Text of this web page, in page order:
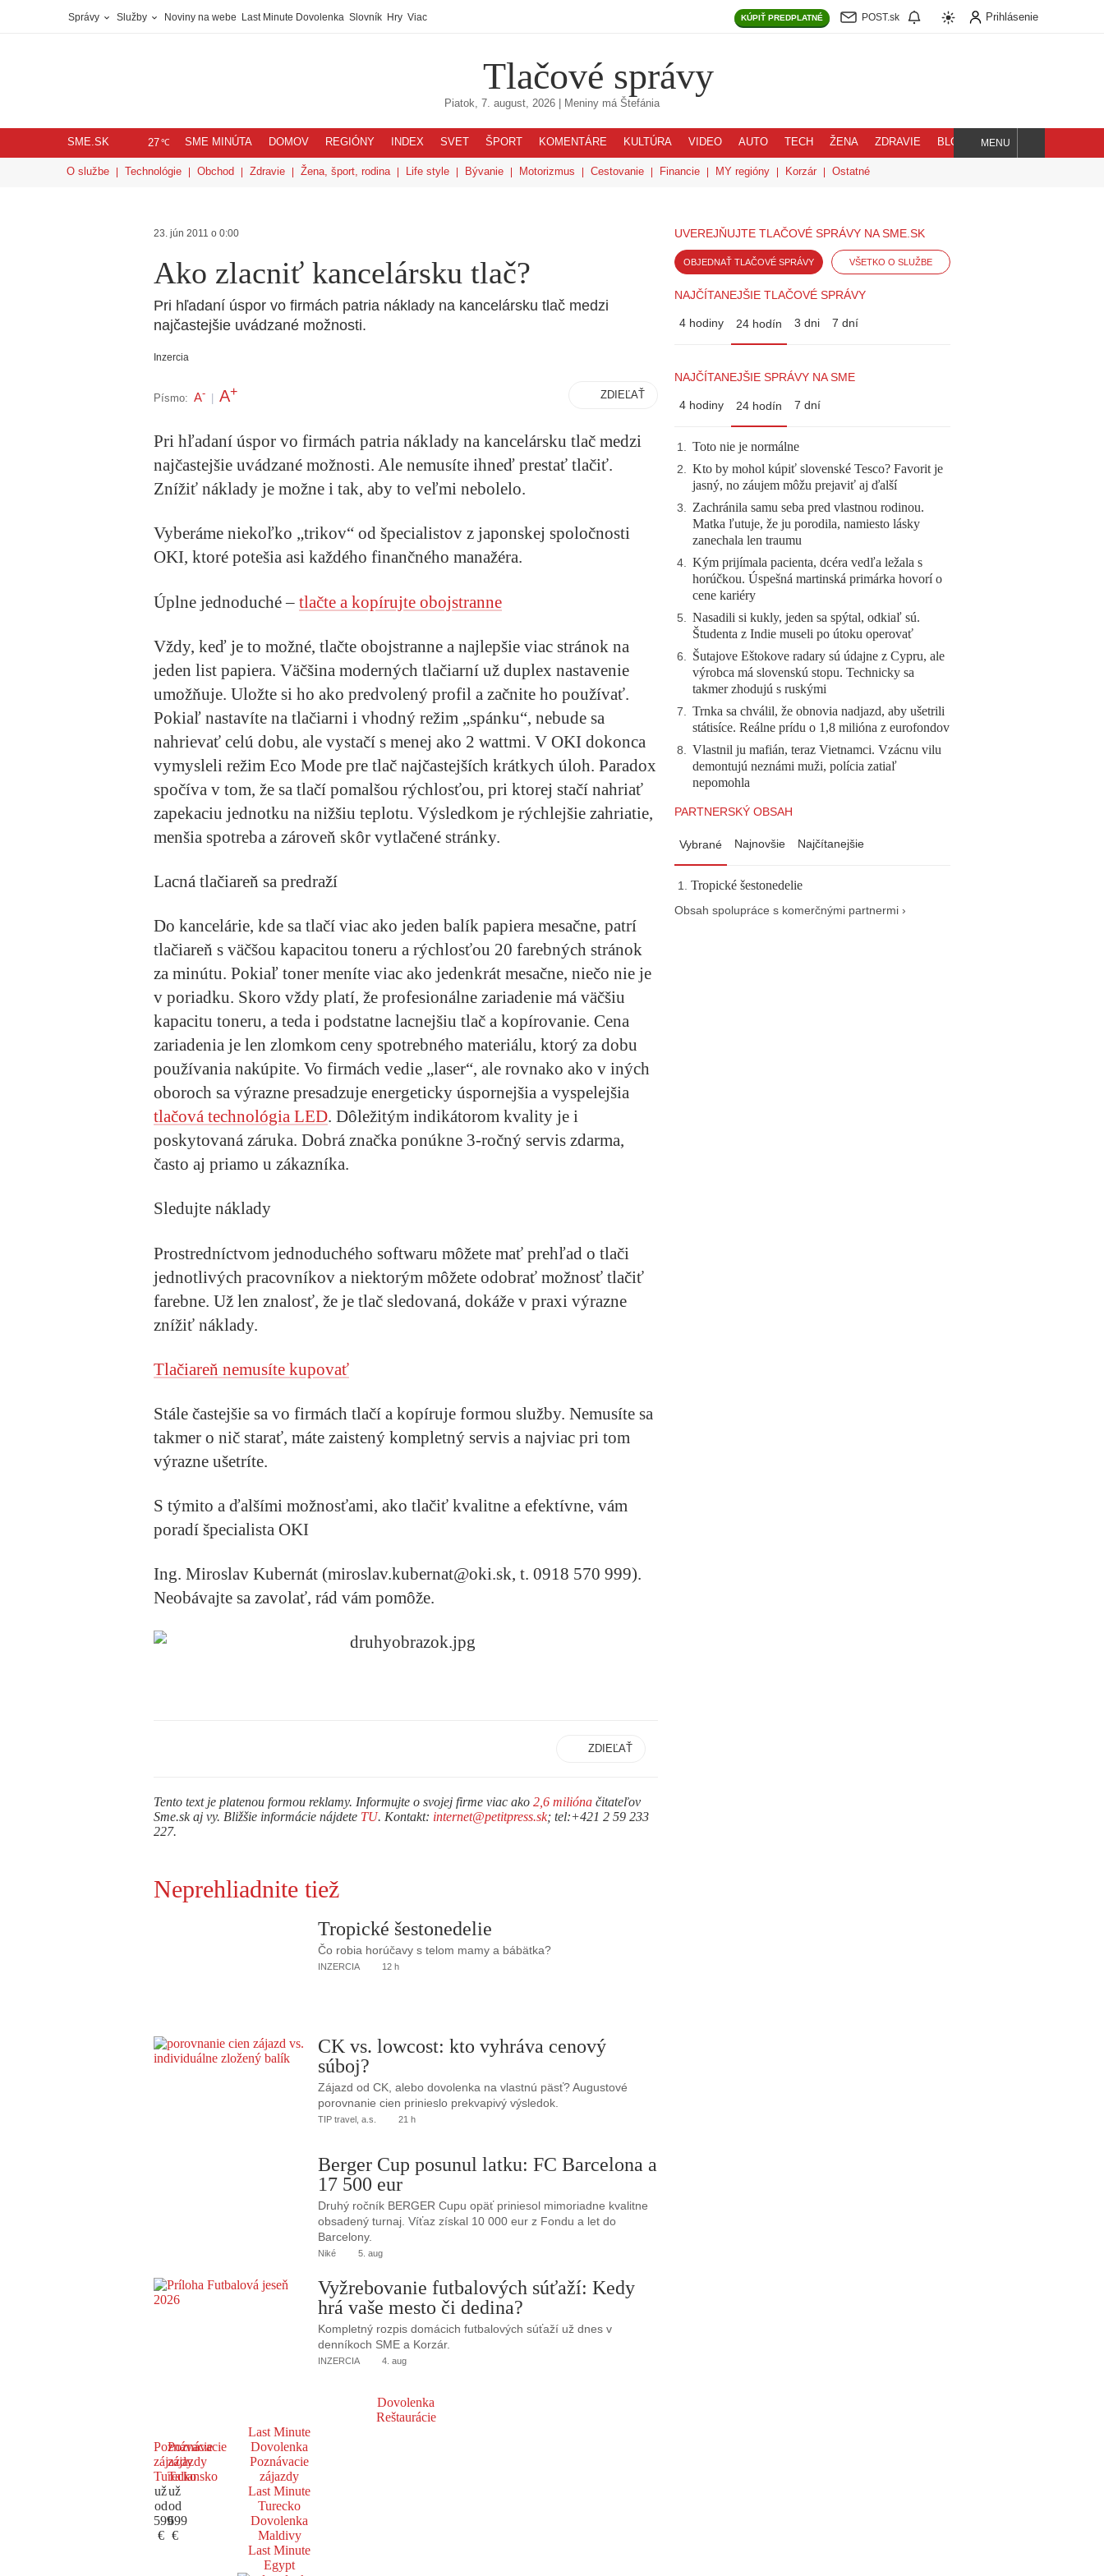
Správy Služby Noviny na webe Last Minute Dovolenka Slovník Hry Viac KÚPIŤ PREDPLATNÉ POST.sk Prihlásenie
Tlačové správy
Piatok, 7. august, 2026 | Meniny má Štefánia
SME.SK 27℃ SME MINÚTA DOMOV REGIÓNY INDEX SVET ŠPORT KOMENTÁRE KULTÚRA VIDEO AUTO TECH ŽENA ZDRAVIE BLOG
Hľadaj
MENU
O službe Technológie Obchod Zdravie Žena, šport, rodina Life style Bývanie Motorizmus Cestovanie Financie MY regióny Korzár Ostatné
23. jún 2011 o 0:00
Ako zlacniť kancelársku tlač?
Pri hľadaní úspor vo firmách patria náklady na kancelársku tlač medzi
najčastejšie uvádzané možnosti.
Inzercia
Písmo: A- A+ ZDIEĽAŤ
Pri hľadaní úspor vo firmách patria náklady na kancelársku tlač medzi
najčastejšie uvádzané možnosti. Ale nemusíte ihneď prestať tlačiť.
Znížiť náklady je možne i tak, aby to veľmi nebolelo.
Vyberáme niekoľko „trikov“ od špecialistov z japonskej spoločnosti
OKI, ktoré potešia asi každého finančného manažéra.
Úplne jednoduché – tlačte a kopírujte obojstranne
Vždy, keď je to možné, tlačte obojstranne a najlepšie viac stránok na
jeden list papiera. Väčšina moderných tlačiarní už duplex nastavenie
umožňuje. Uložte si ho ako predvolený profil a začnite ho používať.
Pokiaľ nastavíte na tlačiarni i vhodný režim „spánku“, nebude sa
nahrievať celú dobu, ale vystačí s menej ako 2 wattmi. V OKI dokonca
vymysleli režim Eco Mode pre tlač najčastejších krátkych úloh. Paradox
spočíva v tom, že sa tlačí pomalšou rýchlosťou, pri ktorej stačí nahriať
zapekaciu jednotku na nižšiu teplotu. Výsledkom je rýchlejšie zahriatie,
menšia spotreba a zároveň skôr vytlačené stránky.
Lacná tlačiareň sa predraží
Do kancelárie, kde sa tlačí viac ako jeden balík papiera mesačne, patrí
tlačiareň s väčšou kapacitou toneru a rýchlosťou 20 farebných stránok
za minútu. Pokiaľ toner meníte viac ako jedenkrát mesačne, niečo nie je
v poriadku. Skoro vždy platí, že profesionálne zariadenie má väčšiu
kapacitu toneru, a teda i podstatne lacnejšiu tlač a kopírovanie. Cena
zariadenia je len zlomkom ceny spotrebného materiálu, ktorý za dobu
používania nakúpite. Vo firmách vedie „laser“, ale rovnako ako v iných
oboroch sa výrazne presadzuje energeticky úspornejšia a vyspelejšia
tlačová technológia LED. Dôležitým indikátorom kvality je i
poskytovaná záruka. Dobrá značka ponúkne 3-ročný servis zdarma,
často aj priamo u zákazníka.
Sledujte náklady
Prostredníctvom jednoduchého softwaru môžete mať prehľad o tlači
jednotlivých pracovníkov a niektorým môžete odobrať možnosť tlačiť
farebne. Už len znalosť, že je tlač sledovaná, dokáže v praxi výrazne
znížiť náklady.
Tlačiareň nemusíte kupovať
Stále častejšie sa vo firmách tlačí a kopíruje formou služby. Nemusíte sa
takmer o nič starať, máte zaistený kompletný servis a najviac pri tom
výrazne ušetríte.
S týmito a ďalšími možnosťami, ako tlačiť kvalitne a efektívne, vám
poradí špecialista OKI
Ing. Miroslav Kubernát (miroslav.kubernat@oki.sk, t. 0918 570 999).
Neobávajte sa zavolať, rád vám pomôže.
ZDIEĽAŤ
Tento text je platenou formou reklamy. Informujte o svojej firme viac ako 2,6 milióna čitateľov
Sme.sk aj vy. Bližšie informácie nájdete TU. Kontakt: internet@petitpress.sk; tel:+421 2 59 233
227.
UVEREJŇUJTE TLAČOVÉ SPRÁVY NA SME.SK
OBJEDNAŤ TLAČOVÉ SPRÁVY VŠETKO O SLUŽBE
NAJČÍTANEJŠIE TLAČOVÉ SPRÁVY
4 hodiny 24 hodín 3 dni 7 dní
NAJČÍTANEJŠIE SPRÁVY NA SME
4 hodiny 24 hodín 7 dní
1. Toto nie je normálne
2. Kto by mohol kúpiť slovenské Tesco? Favorit je
jasný, no záujem môžu prejaviť aj ďalší
3. Zachránila samu seba pred vlastnou rodinou.
Matka ľutuje, že ju porodila, namiesto lásky
zanechala len traumu
4. Kým prijímala pacienta, dcéra vedľa ležala s
horúčkou. Úspešná martinská primárka hovorí o
cene kariéry
5. Nasadili si kukly, jeden sa spýtal, odkiaľ sú.
Študenta z Indie museli po útoku operovať
6. Šutajove Eštokove radary sú údajne z Cypru, ale
výrobca má slovenskú stopu. Technicky sa
takmer zhodujú s ruskými
7. Trnka sa chválil, že obnovia nadjazd, aby ušetrili
státisíce. Reálne prídu o 1,8 milióna z eurofondov
8. Vlastnil ju mafián, teraz Vietnamci. Vzácnu vilu
demontujú neznámi muži, polícia zatiaľ
nepomohla
PARTNERSKÝ OBSAH
Vybrané Najnovšie Najčítanejšie
Tropické šestonedelie
Obsah spolupráce s komerčnými partnermi ›
Neprehliadnite tiež
Tropické šestonedelie
Čo robia horúčavy s telom mamy a bábätka?
INZERCIA 12 h
CK vs. lowcost: kto vyhráva cenový
súboj?
Zájazd od CK, alebo dovolenka na vlastnú päsť? Augustové
porovnanie cien prinieslo prekvapivý výsledok.
TIP travel, a.s. 21 h
Berger Cup posunul latku: FC Barcelona a
17 500 eur
Druhý ročník BERGER Cupu opäť priniesol mimoriadne kvalitne
obsadený turnaj. Víťaz získal 10 000 eur z Fondu a let do
Barcelony.
Niké 5. aug
Vyžrebovanie futbalových súťaží: Kedy
hrá vaše mesto či dedina?
Kompletný rozpis domácich futbalových súťaží už dnes v
denníkoch SME a Korzár.
INZERCIA 4. aug
Dovolenka
Reštaurácie
Poznávacie
zájazdy
Turecko
už
od
599
€
Poznávacie
zájazdy
Taliansko
už
od
699
€
Last Minute
Dovolenka
Poznávacie
zájazdy
Last Minute
Turecko
Dovolenka
Maldivy
Last Minute
Egypt